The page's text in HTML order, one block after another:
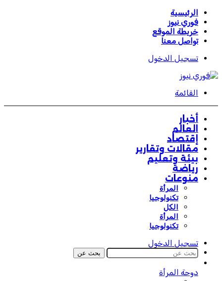
الرئيسية
فوري نيوز
خريطة الموقع
تواصل معنا
تسجيل الدخول
القائمة
أخبار
العالم
إقتصاد
مقالات وتقارير
بيئة وتعليم
رياضة
منوعات
المرأة
تكنولوجيا
الكل
المرأة
تكنولوجيا
تسجيل الدخول
بحث عن
دوحة المرأة